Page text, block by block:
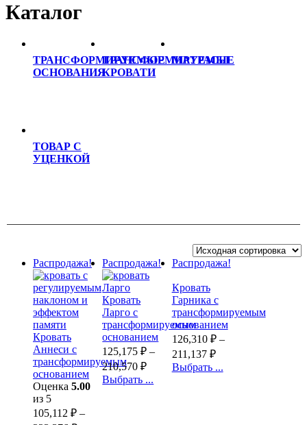
Каталог
ТРАНСФОРМИРУЕМЫЕ
ОСНОВАНИЯ
ТРАНСФОРМИРУЕМЫЕ
КРОВАТИ
МАТРАСЫ
ТОВАР С
УЦЕНКОЙ
Распродажа!
Кровать
Аннеси с
трансформируемым
основанием
Оценка 5.00
из 5
105,112 ₽ –
Распродажа!
Кровать
Ларго с
трансформируемым
основанием
125,175₽ –
210,570₽
Выбрать ...
Распродажа!
Кровать
Гарника с
трансформируемым
основанием
126,310 ₽–
211,137 ₽
Выбрать ...